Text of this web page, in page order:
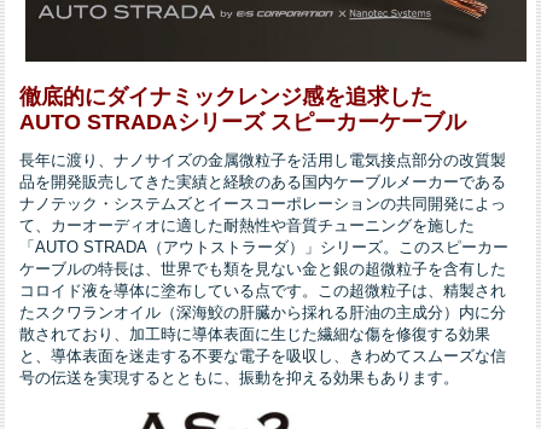
徹底的にダイナミックレンジ感を追求した
AUTO STRADAシリーズ スピーカーケーブル
長年に渡り、ナノサイズの金属微粒子を活用し電気接点部分の改質製
品を開発販売してきた実績と経験のある国内ケーブルメーカーである
ナノテック・システムズとイースコーポレーションの共同開発によっ
て、カーオーディオに適した耐熱性や音質チューニングを施した
「AUTO STRADA（アウトストラーダ）」シリーズ。このスピーカー
ケーブルの特長は、世界でも類を見ない金と銀の超微粒子を含有した
コロイド液を導体に塗布している点です。この超微粒子は、精製され
たスクワランオイル（深海鮫の肝臓から採れる肝油の主成分）内に分
散されており、加工時に導体表面に生じた繊細な傷を修復する効果
と、導体表面を迷走する不要な電子を吸収し、きわめてスムーズな信
号の伝送を実現するとともに、振動を抑える効果もあります。